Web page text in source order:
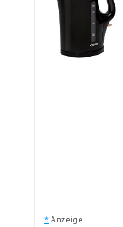
* Anzeige